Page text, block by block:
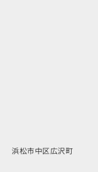
松市中区広沢